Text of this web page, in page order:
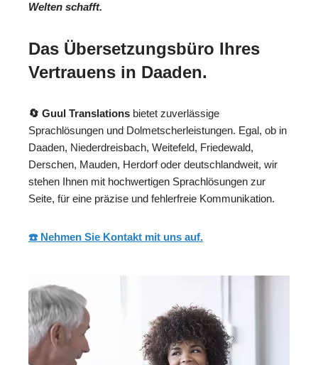
Welten schafft.
Das Übersetzungsbüro Ihres
Vertrauens in Daaden.
🔄 Guul Translations bietet zuverlässige
Sprachlösungen und Dolmetscherleistungen. Egal, ob in
Daaden, Niederdreisbach, Weitefeld, Friedewald,
Derschen, Mauden, Herdorf oder deutschlandweit, wir
stehen Ihnen mit hochwertigen Sprachlösungen zur
Seite, für eine präzise und fehlerfreie Kommunikation.
☎️ Nehmen Sie Kontakt mit uns auf.